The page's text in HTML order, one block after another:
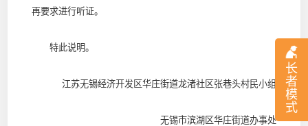
长
者
模
式
再要求进行听证。
特此说明。
江苏无锡经济开发区华庄街道龙渚社区张巷头村民小组
无锡市滨湖区华庄街道办事处